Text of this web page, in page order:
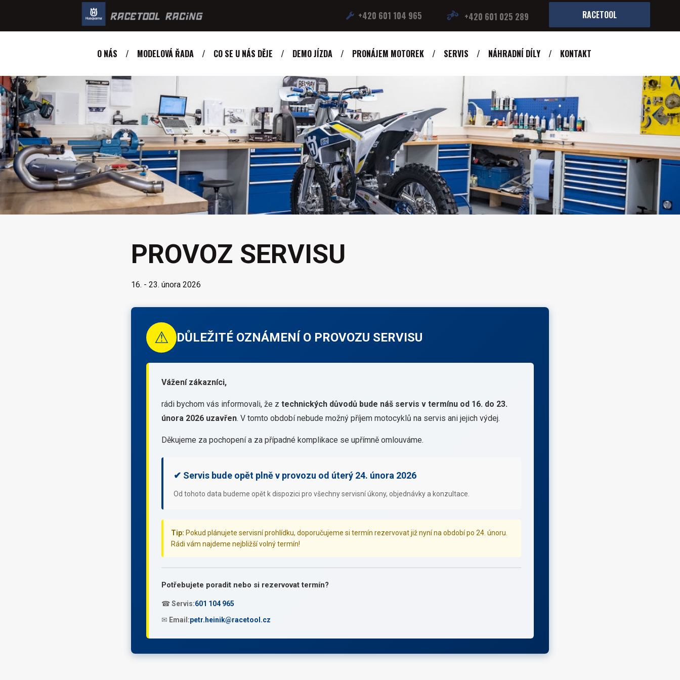
+420 601 104 965 +420 601 025 289 RACETOOL
O NÁS MODELOVÁ ŘADA CO SE U NÁS DĚJE DEMO JÍZDA PRONÁJEM MOTOREK SERVIS NÁHRADNÍ DÍLY KONTAKT
PROVOZ SERVISU
16. - 23. února 2026
⚠ DŮLEŽITÉ OZNÁMENÍ O PROVOZU SERVISU
Vážení zákazníci,
rádi bychom vás informovali, že z technických důvodů bude náš servis v termínu od 16. do 23.
února 2026 uzavřen. V tomto období nebude možný příjem motocyklů na servis ani jejich výdej.
Děkujeme za pochopení a za případné komplikace se upřímně omlouváme.
✔ Servis bude opět plně v provozu od úterý 24. února 2026
Od tohoto data budeme opět k dispozici pro všechny servisní úkony, objednávky a konzultace.
Tip: Pokud plánujete servisní prohlídku, doporučujeme si termín rezervovat již nyní na období po 24. únoru.
Rádi vám najdeme nejbližší volný termín!
Potřebujete poradit nebo si rezervovat termín?
☎Servis:601 104 965
✉ Email:petr.heinik@racetool.cz